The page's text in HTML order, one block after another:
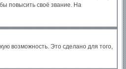
повысить своё звание. На
возможность. Это сделано для того,